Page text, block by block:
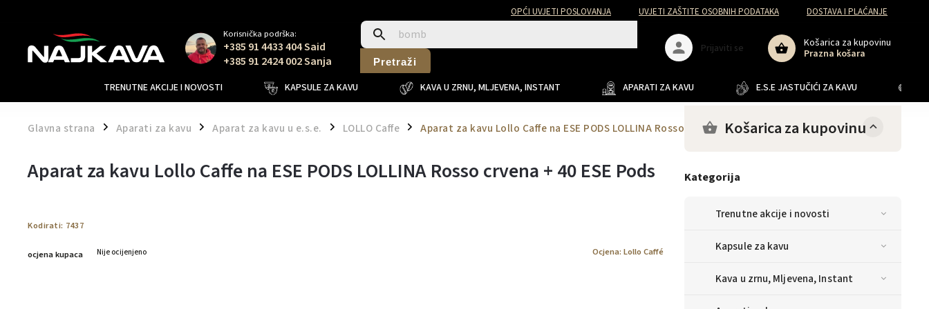
OPĆI UVJETI POSLOVANJA UVJETI ZAŠTITE OSOBNIH PODATAKA
DOSTAVA I PLAĆANJE
Korisnička podrška:
+385 91 4433 404 Said
+385 91 2424 002 Sanja
Pretraži
Košarica za kupovinu
Prazna košara
Prijaviti se
TRENUTNE AKCIJE I NOVOSTI KAPSULE ZA KAVU KAVA U ZRNU, MLJEVENA, INSTANT APARATI ZA KAVU E.S.E JASTUČIĆI ZA KAVU
Glavna strana / Aparati za kavu / Aparat za kavu u e.s.e. / LOLLO Caffe / Aparat za kavu Lollo Caffe na ESE PODS LOLLINA Rosso crvena + 40 ESE PodsKošarica za kupovinu
Kategorija
Trenutne akcije i novosti
Kapsule za kavu
Kava u zrnu, Mljevena, Instant
Aparat za kavu Lollo Caffe na ESE PODS LOLLINA Rosso crvena + 40 ESE Pods
Kodirati: 7437
ocjena kupaca Nije ocijenjeno Ocjena: Lollo Caffé